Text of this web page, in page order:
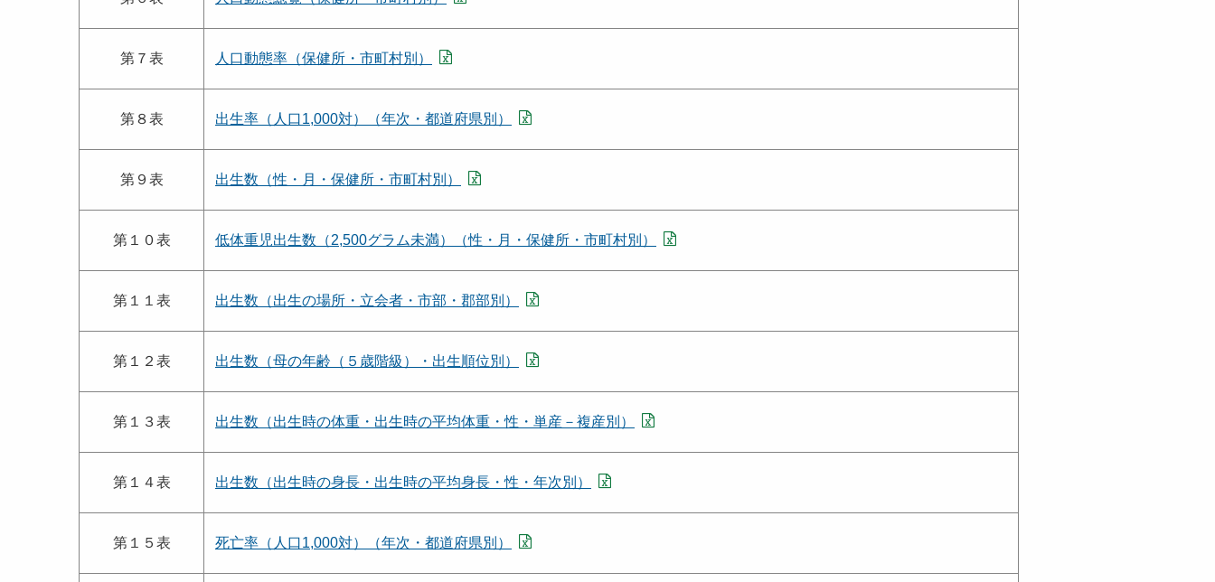
第７表 人口動態率（保健所・市町村別）
第８表 出生率（人口1,000対）（年次・都道府県別）
第９表 出生数（性・月・保健所・市町村別）
第１０表 低体重児出生数（2,500グラム未満）（性・月・保健所・市町村別）
第１１表 出生数（出生の場所・立会者・市部・郡部別）
第１２表 出生数（母の年齢（５歳階級）・出生順位別）
第１３表 出生数（出生時の体重・出生時の平均体重・性・単産－複産別）
第１４表 出生数（出生時の身長・出生時の平均身長・性・年次別）
第１５表 死亡率（人口1,000対）（年次・都道府県別）